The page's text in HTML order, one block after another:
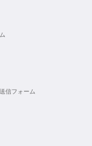
信フォーム